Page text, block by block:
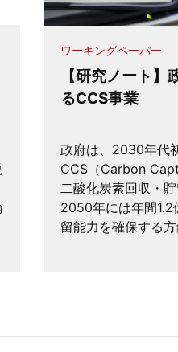
ワーキングペーパー
【研究ノート】
るCCS事業
政府は、2030年代
CCS（Carbon
二酸化炭素回収・貯
2050年には年間
留能力を確保する